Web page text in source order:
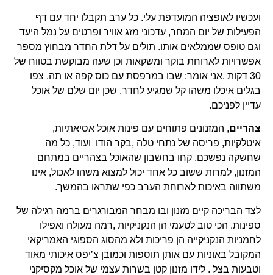
ועכשיו לאופציה המועדפת עלי. כל ערב תקבלו יחד עם דף
הפעילות של יום המחר, עדכוני מזג אוויר ופרטים על נמל היעד
וגם טופס שממלאים אותו. תולים על דלת החדר מבחוץ מספר
אפשרויות לארוחת בוקר ומשקאות וכן שעה מבוקשת בטווח של
30 דקות .אני אומר: שבו במרפסת עם כוס קפה או תה, צפו
בגלים איכלו משהו קל שמגיע לחדר, שכן יום שלם של אוכל
עדיין לפניכם.
צהריים, המזנונים פתוחים עם פינות אוכל אסיאתיות,
איטלקיות, פריסה של נתחי טלה ,בקר הודו ועוד, כל מה
שחשקה נפשכם. קחו בחשבון שהאוכל בצהריים במתחם
המזנון, למרות ששוב כל אחד יכול למצוא משהו לאכול, אינו
משתווה באיכות לארוחת הערב כפי שתראו בהמשך.
לצד הבריכה קיים מזנון ובו מבחר המבורגרים ברמה רגילה של
ספינות. הכי טוב לטעמי הן הנקניקיות ,רמה מעולה ואפילו
לחמניות הנקניקייה הן פריכות ולא מהסוג הספוגי האמריקאי
המקובל באוניות עם אותן תוספות וכמובן צ’יפס איכותי מאוד
וטבעות בצל . לידו מזנון קטן בשרות עצמי של אוכל מקסיקני